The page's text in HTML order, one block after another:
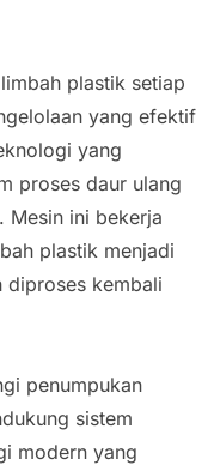
plastik setiap
yang efektif
yang
proses daur ulang
Mesin ini bekerja
plastik menjadi
diproses kembali
penumpukan
sistem
modern yang